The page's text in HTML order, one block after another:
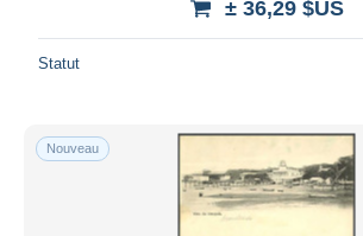
± 36,29 $US
Statut
Nouveau